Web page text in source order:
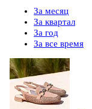
За месяц
За квартал
За год
За все время